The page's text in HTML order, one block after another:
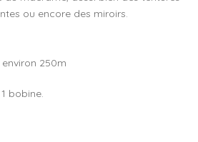
ou encore des miroirs.
250m
bobine.